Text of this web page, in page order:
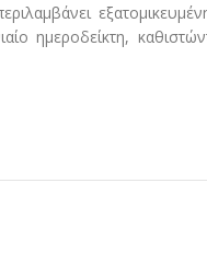
ημεροδείκτη,